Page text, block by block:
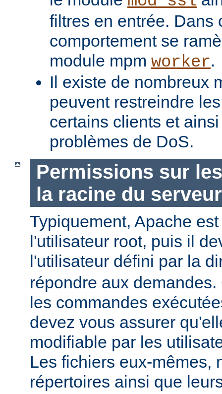
filtres en entrée. Dans
comportement se
module mpm worker.
Il existe de nombreux
peuvent restreindre
certains clients et
problèmes de DoS.
Permissions sur
la racine du serveur
Typiquement, Apache
l'utilisateur root, puis il
l'utilisateur défini par la
répondre aux
les commandes
devez vous assurer
modifiable par les
Les fichiers eux-mêmes,
répertoires ainsi que